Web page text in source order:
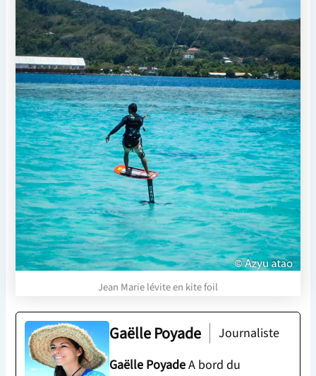
Jean Marie lévite en kite foil
Gaëlle Poyade
Journaliste
Gaëlle PoyadeA bord du